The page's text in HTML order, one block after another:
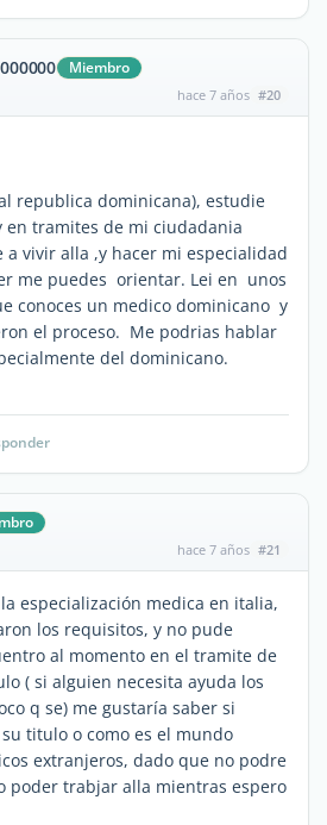
Miembro
hace 7 años #20
republica dominicana), estudie
en tramites de mi ciudadania
vivir alla ,y hacer mi especialidad
me puedes orientar. Lei en unos
conoces un medico dominicano y
el proceso. Me podrias hablar
del dominicano.
hace 7 años #21
especialización medica en italia,
los requisitos, y no pude
al momento en el tramite de
( si alguien necesita ayuda los
q se) me gustaría saber si
titulo o como es el mundo
extranjeros, dado que no podre
poder trabjar alla mientras espero